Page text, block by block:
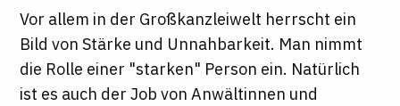
Vor allem in der Großkanzleiwelt herrscht ein
Bild von Stärke und Unnahbarkeit. Man nimmt
die Rolle einer "starken" Person ein. Natürlich
ist es auch der Job von Anwältinnen und